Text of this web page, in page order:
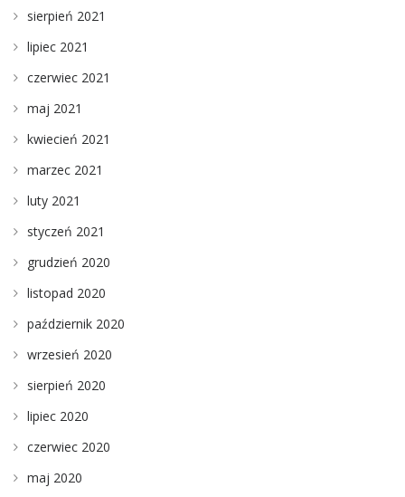
sierpień 2021
lipiec 2021
czerwiec 2021
maj 2021
kwiecień 2021
marzec 2021
luty 2021
styczeń 2021
grudzień 2020
listopad 2020
październik 2020
wrzesień 2020
sierpień 2020
lipiec 2020
czerwiec 2020
maj 2020